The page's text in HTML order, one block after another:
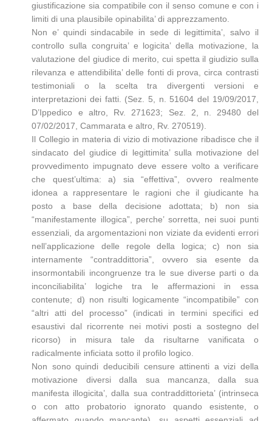
giustificazione sia compatibile con il senso comune e con i
limiti di una plausibile opinabilita’ di apprezzamento.
Non e’ quindi sindacabile in sede di legittimita’, salvo il
controllo sulla congruita’ e logicita’ della motivazione, la
valutazione del giudice di merito, cui spetta il giudizio sulla
rilevanza e attendibilita’ delle fonti di prova, circa contrasti
testimoniali o la scelta tra divergenti versioni e
interpretazioni dei fatti. (Sez. 5, n. 51604 del 19/09/2017,
D’Ippedico e altro, Rv. 271623; Sez. 2, n. 29480 del
07/02/2017, Cammarata e altro, Rv. 270519).
Il Collegio in materia di vizio di motivazione ribadisce che il
sindacato del giudice di legittimita’ sulla motivazione del
provvedimento impugnato deve essere volto a verificare
che quest’ultima: a) sia “effettiva”, ovvero realmente
idonea a rappresentare le ragioni che il giudicante ha
posto a base della decisione adottata; b) non sia
“manifestamente illogica”, perche’ sorretta, nei suoi punti
essenziali, da argomentazioni non viziate da evidenti errori
nell’applicazione delle regole della logica; c) non sia
internamente “contraddittoria”, ovvero sia esente da
insormontabili incongruenze tra le sue diverse parti o da
inconciliabilita’ logiche tra le affermazioni in essa
contenute; d) non risulti logicamente “incompatibile” con
“altri atti del processo” (indicati in termini specifici ed
esaustivi dal ricorrente nei motivi posti a sostegno del
ricorso) in misura tale da risultarne vanificata o
radicalmente inficiata sotto il profilo logico.
Non sono quindi deducibili censure attinenti a vizi della
motivazione diversi dalla sua mancanza, dalla sua
manifesta illogicita’, dalla sua contraddittorieta’ (intrinseca
o con atto probatorio ignorato quando esistente, o